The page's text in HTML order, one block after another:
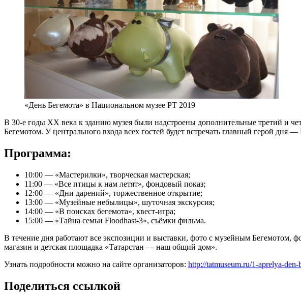
«День Бегемота» в Национальном музее РТ 2019
В 30-е годы XX века к зданию музея были надстроены дополнительные третий и
Бегемотом. У центрального входа всех гостей будет встречать главный герой дня
Программа:
10:00 — «Мастерилки», творческая мастерская;
11:00 — «Все птицы к нам летят», фондовый показ;
12:00 — «Дни дарений», торжественное открытие;
13:00 — «Музейные небылицы», шуточная экскурсия;
14:00 — «В поисках бегемота», квест-игра;
15:00 — «Тайна семьи Flоodhast-3», съёмки фильма.
В течение дня работают все экспозиции и выставки, фото с музейным Бегемотом,
магазин и детская площадка «Татарстан — наш общий дом».
Узнать подробности можно на сайте организаторов: http://tatmuseum.ru/1-aprelya-
Поделиться ссылкой